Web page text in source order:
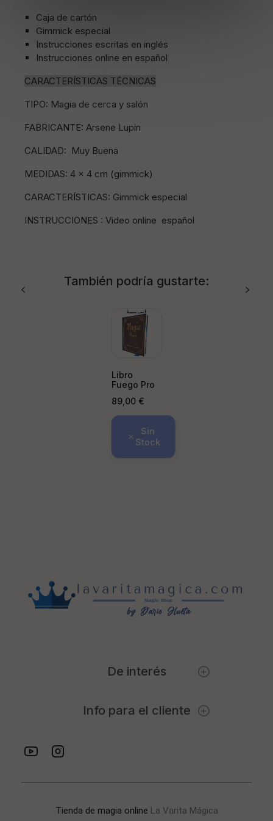
Caja de cartón
Gimmick especial
Instrucciones escritas en inglés
Instrucciones online en español
CARACTERÍSTICAS TÉCNICAS
TIPO: Magia de cerca y salón
FABRICANTE: Arsene Lupin
CALIDAD: Muy Buena
MEDIDAS: 4 x 4 cm (gimmick)
CARACTERÍSTICAS: Gimmick especial
INSTRUCCIONES : Video online español
También podría gustarte:
Libro
Fuego Pro
Precio
89,00 €
Sin
Stock
De interés
Info para el cliente
Tienda de magia online La Varita Mágica